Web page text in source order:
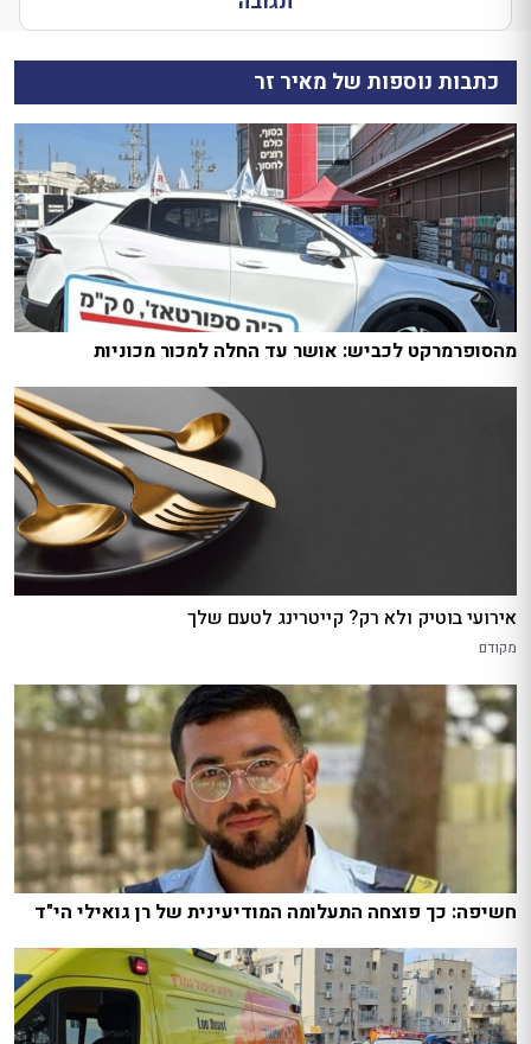
כתבות נוספות של מאיר זר
מהסופרמרקט לכביש: אושר עד החלה למכור מכוניות
אירועי בוטיק ולא רק? קייטרינג לטעם שלך
מקודם
חשיפה: כך פוצחה התעלומה המודיעינית של רן גואילי הי"ד